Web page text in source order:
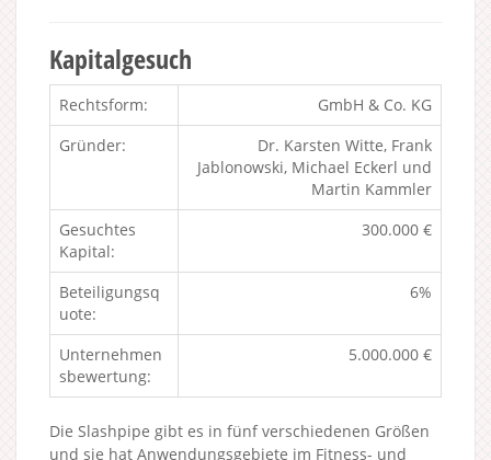
Kapitalgesuch
Rechtsform:
GmbH & Co. KG
Gründer:
Dr. Karsten Witte, Frank
Jablonowski, Michael Eckerl und
Martin Kammler
Gesuchtes
Kapital:
300.000 €
Beteiligungsq
uote:
6%
Unternehmen
sbewertung:
5.000.000 €
Die Slashpipe gibt es in fünf verschiedenen Größen
und sie hat Anwendungsgebiete im Fitness- und